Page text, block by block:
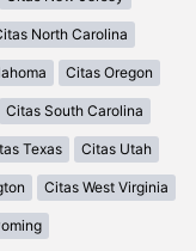
North Carolina
Citas Oregon
Citas South Carolina
Texas Citas Utah
Citas West Virginia